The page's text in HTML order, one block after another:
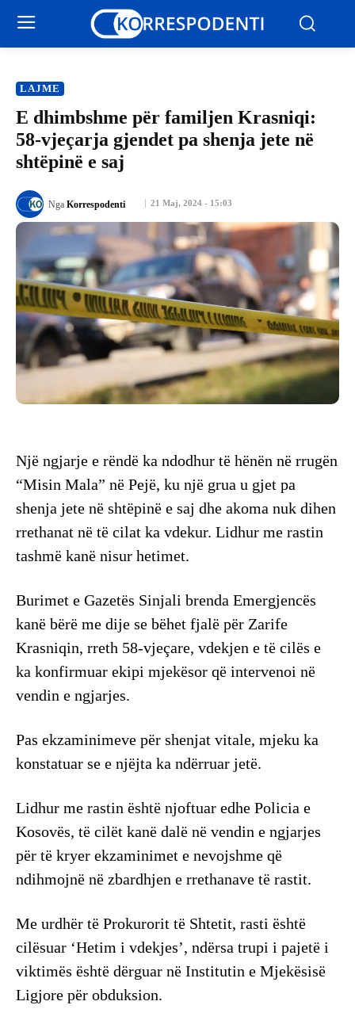
LAJME
E dhimbshme për familjen Krasniqi:
58-vjeçarja gjendet pa shenja jete në
shtëpinë e saj
21 Maj, 2024 - 15:03
Nga Korrespodenti
Një ngjarje e rëndë ka ndodhur të hënën në rrugën
“Misin Mala” në Pejë, ku një grua u gjet pa
shenja jete në shtëpinë e saj dhe akoma nuk dihen
rrethanat në të cilat ka vdekur. Lidhur me rastin
tashmë kanë nisur hetimet.
Burimet e Gazetës Sinjali brenda Emergjencës
kanë bërë me dije se bëhet fjalë për Zarife
Krasniqin, rreth 58-vjeçare, vdekjen e të cilës e
ka konfirmuar ekipi mjekësor që intervenoi në
vendin e ngjarjes.
Pas ekzaminimeve për shenjat vitale, mjeku ka
konstatuar se e njëjta ka ndërruar jetë.
Lidhur me rastin është njoftuar edhe Policia e
Kosovës, të cilët kanë dalë në vendin e ngjarjes
për të kryer ekzaminimet e nevojshme që
ndihmojnë në zbardhjen e rrethanave të rastit.
Me urdhër të Prokurorit të Shtetit, rasti është
cilësuar ‘Hetim i vdekjes’, ndërsa trupi i pajetë i
viktimës është dërguar në Institutin e Mjekësisë
Ligjore për obduksion.